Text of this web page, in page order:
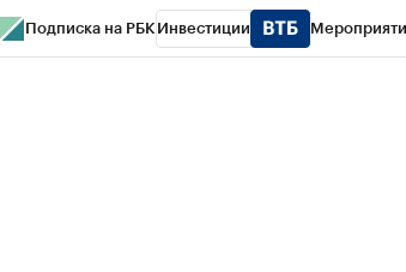
Подписка на РБК Инвестиции